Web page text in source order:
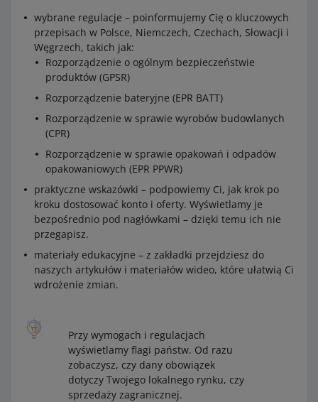
wybrane regulacje – poinformujemy Cię o kluczowych
przepisach w Polsce, Niemczech, Czechach, Słowacji i
Węgrzech, takich jak:
Rozporządzenie o ogólnym bezpieczeństwie
produktów (GPSR)
Rozporządzenie bateryjne (EPR BATT)
Rozporządzenie w sprawie wyrobów budowlanych
(CPR)
Rozporządzenie w sprawie opakowań i odpadów
opakowaniowych (EPR PPWR)
praktyczne wskazówki – podpowiemy Ci, jak krok po
kroku dostosować konto i oferty. Wyświetlamy je
bezpośrednio pod nagłówkami – dzięki temu ich nie
przegapisz.
materiały edukacyjne – z zakładki przejdziesz do
naszych artykułów i materiałów wideo, które ułatwią Ci
wdrożenie zmian.
Przy wymogach i regulacjach
wyświetlamy flagi państw. Od razu
zobaczysz, czy dany obowiązek
dotyczy Twojego lokalnego rynku, czy
sprzedaży zagranicznej.